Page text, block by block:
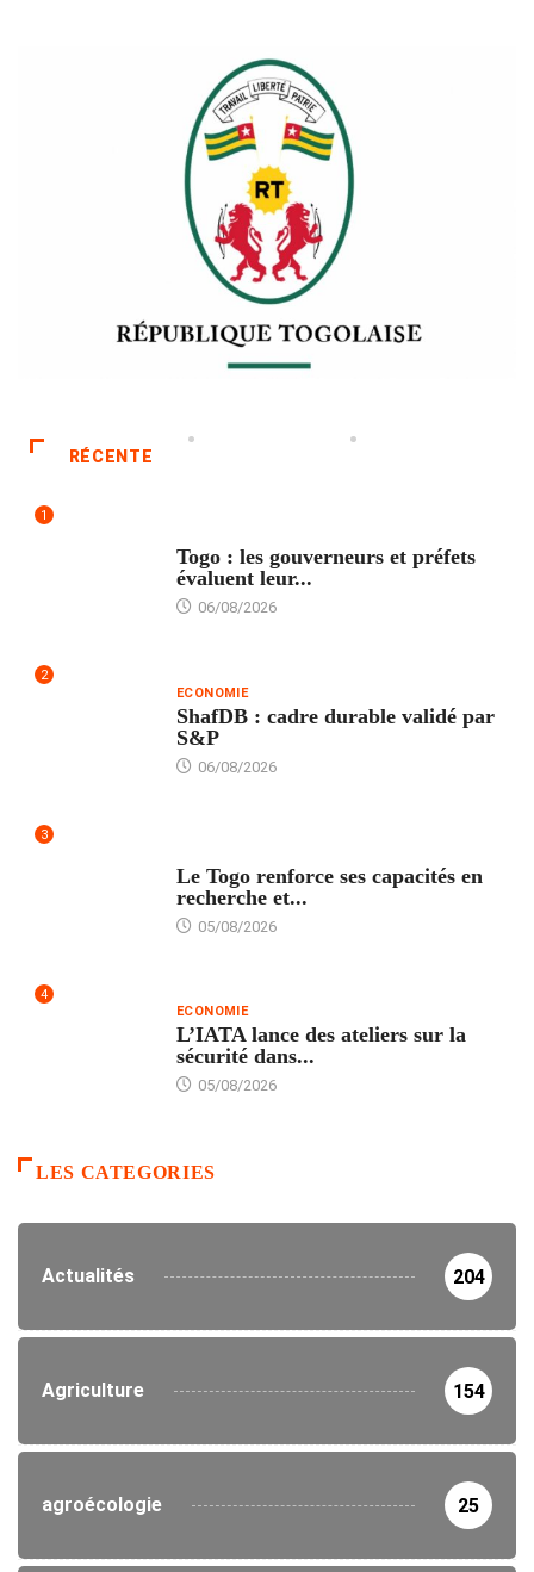
RÉCENTE
1
Togo : les gouverneurs et préfets
évaluent leur...
06/08/2026
2
ECONOMIE
ShafDB : cadre durable validé par
S&P
06/08/2026
3
Le Togo renforce ses capacités en
recherche et...
05/08/2026
4
ECONOMIE
L’IATA lance des ateliers sur la
sécurité dans...
05/08/2026
LES CATEGORIES
Actualités 204
Agriculture 154
agroécologie 25